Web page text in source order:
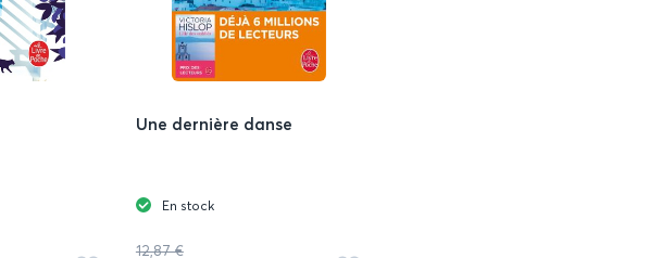
Une dernière danse
En stock
12,87 €